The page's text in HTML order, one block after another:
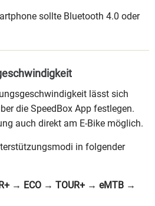
sollte Bluetooth 4.0 oder
lässt sich
die SpeedBox App festlegen.
auch direkt am E-Bike möglich.
in folgender
→ ECO → TOUR+ → eMTB →